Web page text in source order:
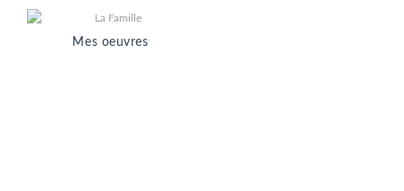
Mes oeuvres